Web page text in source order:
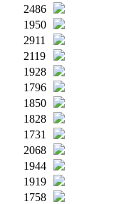
2486
1950
2911
2119
1928
1796
1850
1828
1731
2068
1944
1919
1758